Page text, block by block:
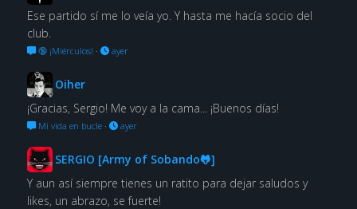
Ese partido sí me lo veía yo. Y hasta me hacía socio del
club.
🔞 ¡Miérculos! · ayer
Oiher
¡Gracias, Sergio! Me voy a la cama... ¡Buenos días!
Mi vida en bucle· ayer
SERGIO [Army of Sobando🐸]
Y aun así siempre tienes un ratito para dejar saludos y
likes, un abrazo, se fuerte!